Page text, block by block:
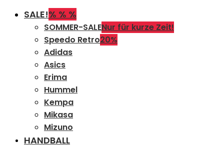
SALE!% % %
SOMMER-SALENur für kurze Zeit!
Speedo Retro20%
Adidas
Asics
Erima
Hummel
Kempa
Mikasa
Mizuno
HANDBALL